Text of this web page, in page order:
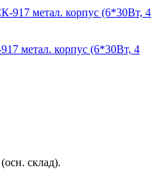
метал. корпус (6*30Вт, 4
склад).